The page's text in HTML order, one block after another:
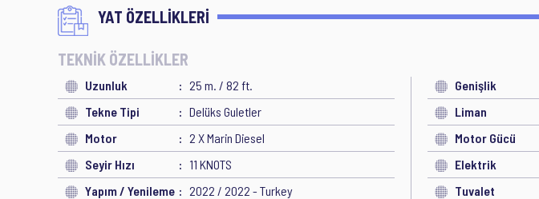
YAT ÖZELLİKLERİ
TEKNİK ÖZELLİKLER
Uzunluk 25 m. / 82 ft. Genişlik
Tekne Tipi
Delüks Guletler Liman
Motor
2 X Marin Diesel Motor Gücü
Seyir Hızı
11 KNOTS Elektrik
Yapım / Yenileme
2022 / 2022 - Turkey Tuvalet